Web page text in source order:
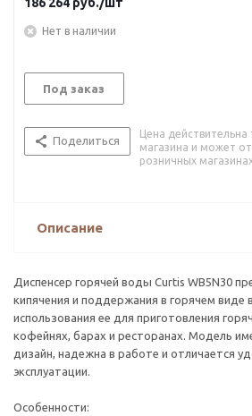
Нет в наличии
Под заказ
Поделиться
Цена
магазина и может
розничных
Описание
Диспенсер горячей воды Curtis WB5N30
кипячения и поддержания в горячем виде
использования ее для приготовления
кофейнях, барах и ресторанах. Модель
дизайн, надежна в работе и отличается
эксплуатации.
Особенности: